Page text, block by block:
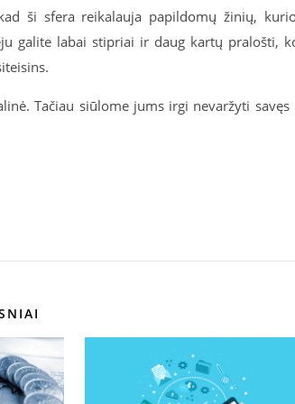
ši sfera reikalauja papildomų žinių,
galite labai stipriai ir daug kartų pralošti,
Tačiau siūlome jums irgi nevaržyti savęs